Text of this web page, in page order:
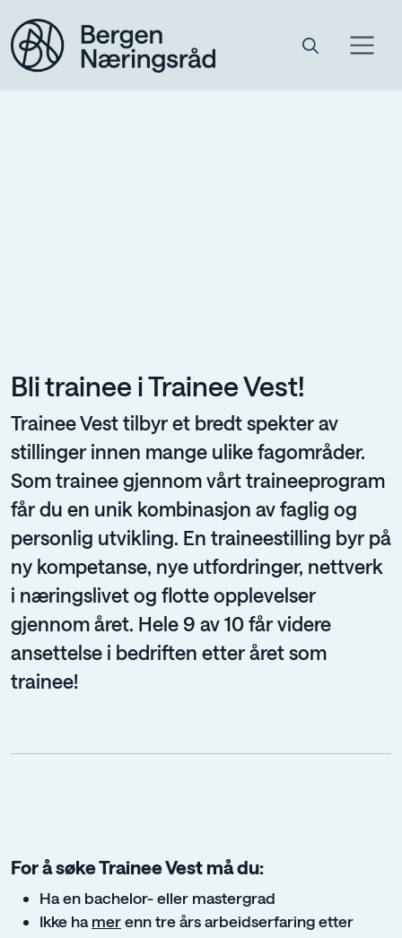
Bli trainee i Trainee Vest!
Trainee Vest tilbyr et bredt spekter av
stillinger innen mange ulike fagområder.
Som trainee gjennom vårt traineeprogram
får du en unik kombinasjon av faglig og
personlig utvikling. En traineestilling byr på
ny kompetanse, nye utfordringer, nettverk
i næringslivet og flotte opplevelser
gjennom året. Hele 9 av 10 får videre
ansettelse i bedriften etter året som
trainee!
For å søke Trainee Vest må du:
Ha en bachelor- eller mastergrad
Ikke ha mer enn tre års arbeidserfaring etter